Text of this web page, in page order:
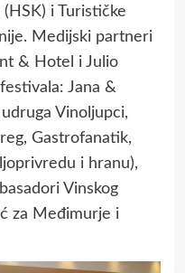
i Turističke
Medijski partneri
& Hotel i Julio
Jana &
Vinoljupci,
Gastrofanatik,
i hranu),
Vinskog
za Međimurje i